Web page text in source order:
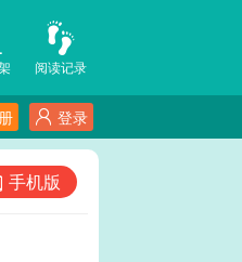
阅读记录
登录
手机版